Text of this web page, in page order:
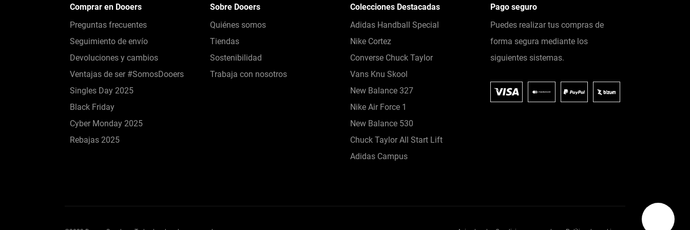
Comprar en Dooers
Preguntas frecuentes
Seguimiento de envío
Devoluciones y cambios
Ventajas de ser #SomosDooers
Singles Day 2025
Black Friday
Cyber Monday 2025
Rebajas 2025
Sobre Dooers
Quiénes somos
Tiendas
Sostenibilidad
Trabaja con nosotros
Colecciones Destacadas
Adidas Handball Special
Nike Cortez
Converse Chuck Taylor
Vans Knu Skool
New Balance 327
Nike Air Force 1
New Balance 530
Chuck Taylor All Start Lift
Adidas Campus
Pago seguro
Puedes realizar tus compras de
forma segura mediante los
siguientes sistemas.